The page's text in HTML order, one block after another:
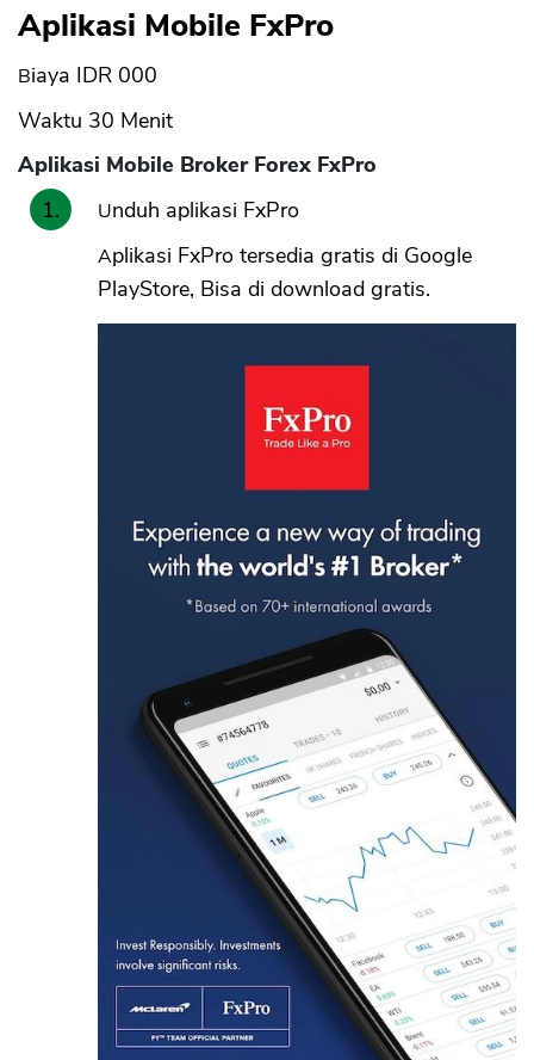
Aplikasi Mobile FxPro
Biaya IDR 000
Waktu 30 Menit
Aplikasi Mobile Broker Forex FxPro
Unduh aplikasi FxPro
Aplikasi FxPro tersedia gratis di Google
PlayStore, Bisa di download gratis.